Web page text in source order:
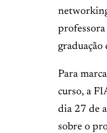
graduação
Para
curso, a
dia 27 de
sobre o